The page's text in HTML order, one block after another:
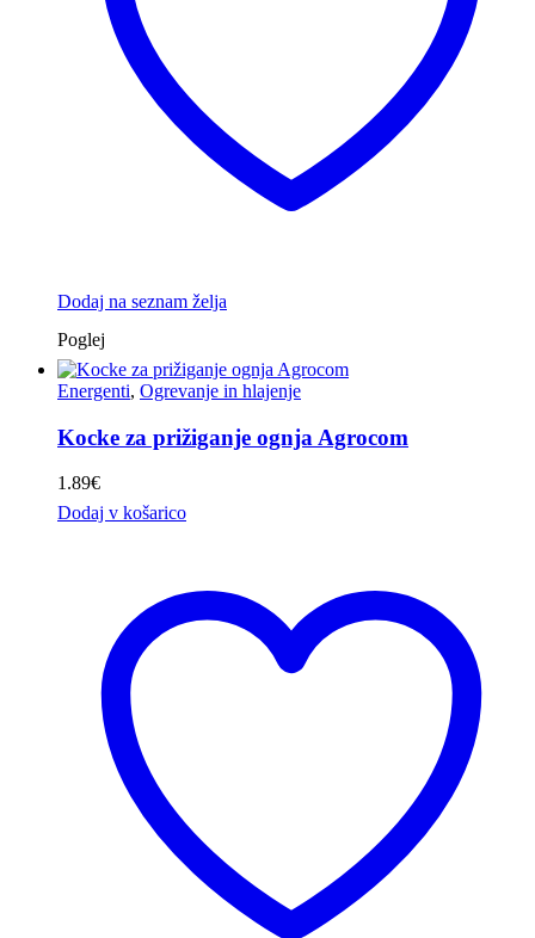
Dodaj na seznam želja
Poglej
Energenti, Ogrevanje in hlajenje
Kocke za prižiganje ognja Agrocom
1.89€
Dodaj v košarico